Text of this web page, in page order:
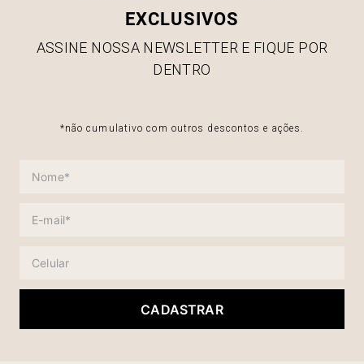
EXCLUSIVOS
ASSINE NOSSA NEWSLETTER E FIQUE POR
DENTRO
*não cumulativo com outros descontos e ações.
CADASTRAR